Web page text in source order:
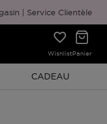
Service Clientèle
WishlistPanier
Limitée
Promotion À
CADEAU